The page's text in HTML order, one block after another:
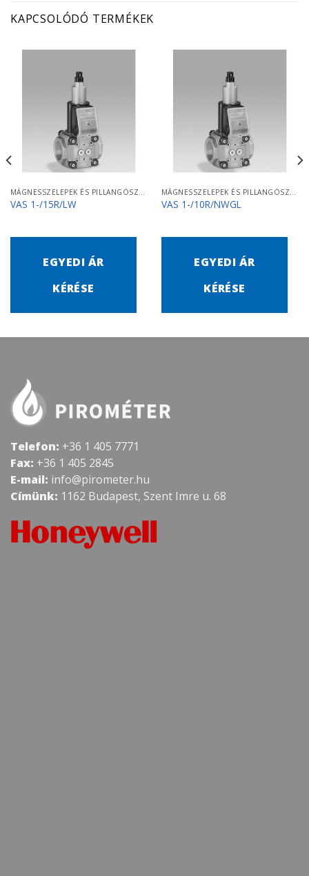
KAPCSOLÓDÓ TERMÉKEK
MÁGNESSZELEPEK ÉS PILLANGÓSZELEPEK
VAS 1-/15R/LW
EGYEDI ÁR
KÉRÉSE
MÁGNESSZELEPEK ÉS PILLANGÓSZELEPEK
VAS 1-/10R/NWGL
EGYEDI ÁR
KÉRÉSE
Telefon: +36 1 405 7771
Fax: +36 1 405 2845
E-mail: info@pirometer.hu
Címünk: 1162 Budapest, Szent Imre u. 68